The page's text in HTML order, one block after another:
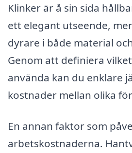
Klinker är å sin sida
ett elegant utseende,
dyrare i både material
Genom att definiera
använda kan du enklare
kostnader mellan olika
En annan faktor som
arbetskostnaderna.